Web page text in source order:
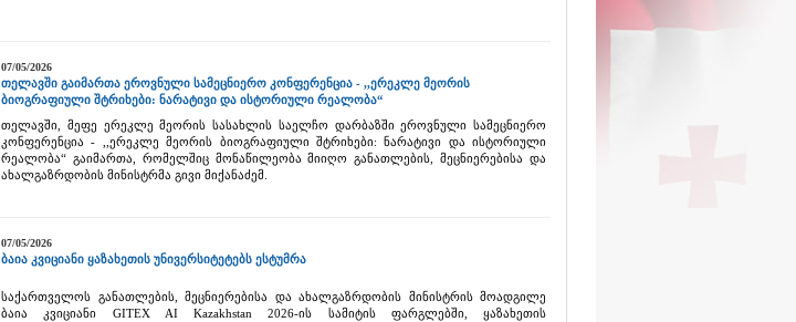
07/05/2026
თელავში გაიმართა ეროვნული სამეცნიერო კონფერენცია - ,,ერეკლე მეორის
ბიოგრაფიული შტრიხები: ნარატივი და ისტორიული რეალობა“
თელავში, მეფე ერეკლე მეორის სასახლის საელჩო დარბაზში ეროვნული სამეცნიერო
კონფერენცია - ,,ერეკლე მეორის ბიოგრაფიული შტრიხები: ნარატივი და ისტორიული
რეალობა“ გაიმართა, რომელშიც მონაწილეობა მიიღო განათლების, მეცნიერებისა და
ახალგაზრდობის მინისტრმა გივი მიქანაძემ.
07/05/2026
ბაია კვიციანი ყაზახეთის უნივერსიტეტებს ესტუმრა
საქართველოს განათლების, მეცნიერებისა და ახალგაზრდობის მინისტრის მოადგილე
ბაია კვიციანი GITEX AI Kazakhstan 2026-ის სამიტის ფარგლებში, ყაზახეთის